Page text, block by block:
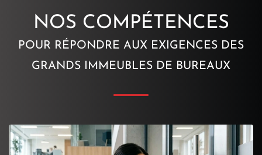
NOS COMPÉTENCES
POUR RÉPONDRE AUX EXIGENCES DES
GRANDS IMMEUBLES DE BUREAUX